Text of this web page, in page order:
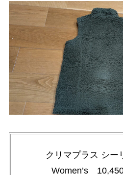
クリマプラス シー
Women’s 10,450